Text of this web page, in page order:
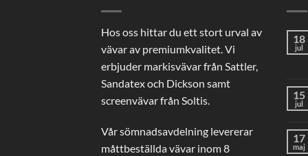
Hos oss hittar du ett stort urval av
vävar av premiumkvalitet. Vi
erbjuder markisvävar från Sattler,
Sandatex och Dickson samt
screenvävar från Soltis.
Vår sömnadsavdelning levererar
måttbeställda vävar inom 8
18
jul
15
jul
17
maj